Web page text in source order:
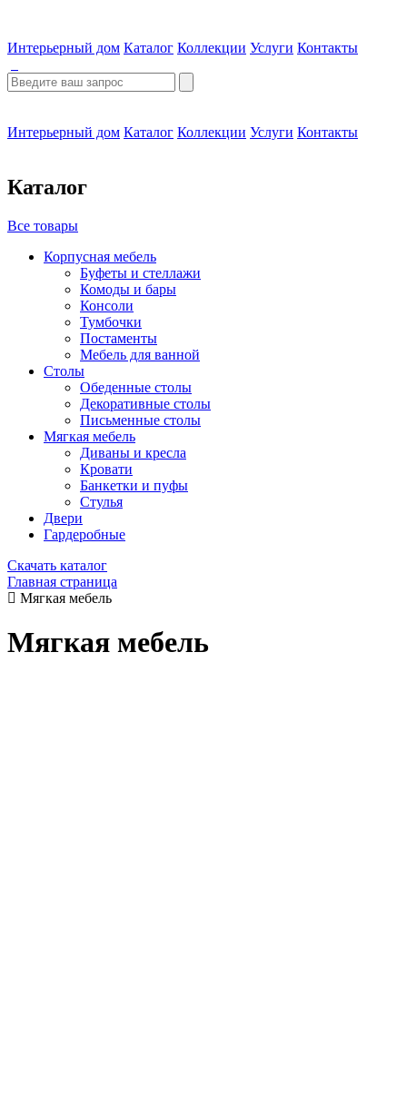
Интерьерный дом Каталог Коллекции Услуги Контакты
Интерьерный дом Каталог Коллекции Услуги Контакты
Каталог
Все товары
Корпусная мебель
Буфеты и стеллажи
Комоды и бары
Консоли
Тумбочки
Постаменты
Мебель для ванной
Столы
Обеденные столы
Декоративные столы
Письменные столы
Мягкая мебель
Диваны и кресла
Кровати
Банкетки и пуфы
Стулья
Двери
Гардеробные
Скачать каталог
Главная страница
Мягкая мебель
Мягкая мебель